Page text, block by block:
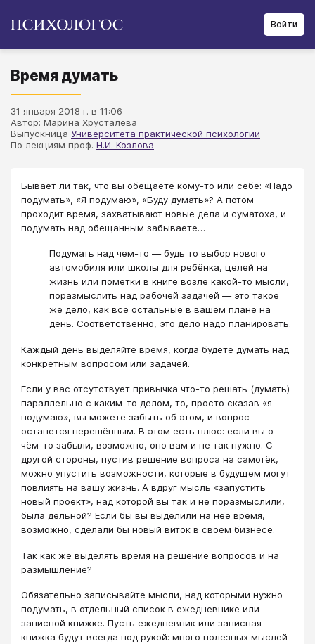
Войти
Время думать
31 января 2018 г. в 11:06
Автор: Марина Хрусталева
Выпускница Университета практической психологии
По лекциям проф. Н.И. Козлова
Бывает ли так, что вы обещаете кому-то или себе: «Надо
подумать», «Я подумаю», «Буду думать»? А потом
проходит время, захватывают новые дела и суматоха, и
подумать над обещанным забываете…
Подумать над чем-то — будь то выбор нового
автомобиля или школы для ребёнка, целей на
жизнь или пометки в книге возле какой-то мысли,
поразмыслить над рабочей задачей — это такое
же дело, как все остальные в вашем плане на
день. Соответственно, это дело надо планировать.
Каждый день выделяйте время, когда будете думать над
конкретным вопросом или задачей.
Если у вас отсутствует привычка что-то решать (думать)
параллельно с каким-то делом, то, просто сказав «я
подумаю», вы можете забыть об этом, и вопрос
останется нерешённым. В этом есть плюс: если вы о
чём-то забыли, возможно, оно вам и не так нужно. С
другой стороны, пустив решение вопроса на самотёк,
можно упустить возможности, которые в будущем могут
повлиять на вашу жизнь. А вдруг мысль «запустить
новый проект», над которой вы так и не поразмыслили,
была дельной? Если бы вы выделили на неё время,
возможно, сделали бы новый виток в своём бизнесе.
Так как же выделять время на решение вопросов и на
размышление?
Обязательно записывайте мысли, над которыми нужно
подумать, в отдельный список в ежедневнике или
записной книжке. Пусть ежедневник или записная
книжка будут всегда под рукой: много полезных мыслей